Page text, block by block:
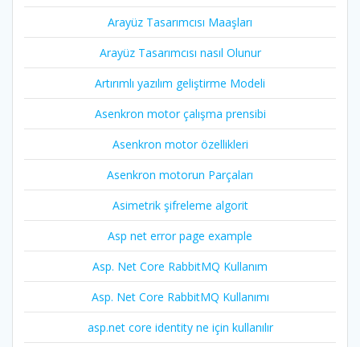
Arayüz Tasarımcısı Maaşları
Arayüz Tasarımcısı nasıl Olunur
Artırımlı yazılım geliştirme Modeli
Asenkron motor çalışma prensibi
Asenkron motor özellikleri
Asenkron motorun Parçaları
Asimetrik şifreleme algorit
Asp net error page example
Asp. Net Core RabbitMQ Kullanım
Asp. Net Core RabbitMQ Kullanımı
asp.net core identity ne için kullanılır